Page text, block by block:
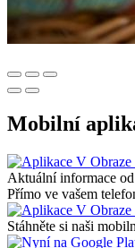
Mobilní
Aktuální informace od
Přímo ve vašem
Stáhněte si naši